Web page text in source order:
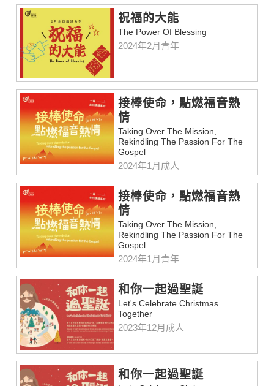
祝福的大能
The Power Of Blessing
2024年2月青年
接棒使命，點燃福音熱
情
Taking Over The Mission,
Rekindling The Passion For The
Gospel
2024年1月成人
接棒使命，點燃福音熱
情
Taking Over The Mission,
Rekindling The Passion For The
Gospel
2024年1月青年
和你一起過聖誕
Let's Celebrate Christmas
Together
2023年12月成人
和你一起過聖誕